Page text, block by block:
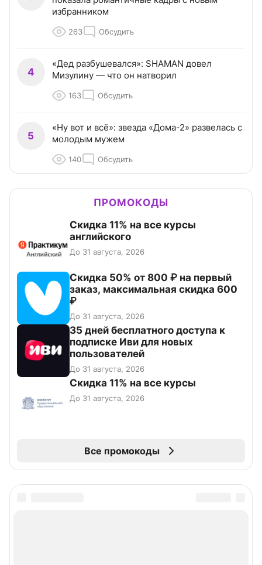
избранником
263 Обсудить
4
«Дед разбушевался»: SHAMAN довел
Мизулину — что он натворил
163 Обсудить
5
«Ну вот и всё»: звезда «Дома-2» развелась с
молодым мужем
140 Обсудить
ПРОМОКОДЫ
Скидка 11% на все курсы
английского
До 31 августа, 2026
Скидка 50% от 800 ₽ на первый
заказ, максимальная скидка 600
₽
До 31 августа, 2026
35 дней бесплатного доступа к
подписке Иви для новых
пользователей
До 31 августа, 2026
Скидка 11% на все курсы
До 31 августа, 2026
Все промокоды